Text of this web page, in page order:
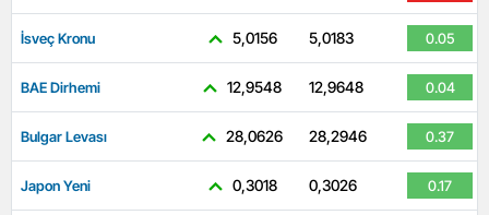
İsveç Kronu 5,0156 5,0183 0.05
BAE Dirhemi 12,9548 12,9648 0.04
Bulgar Levası 28,0626 28,2946 0.37
Japon Yeni 0,3018 0,3026 0.17